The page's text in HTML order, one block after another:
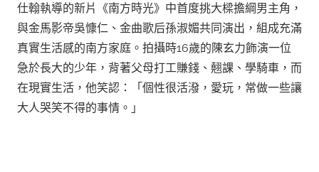
仕翰執導的新片《南方時光》中首度挑大樑擔綱男主角，
與金馬影帝吳慷仁、金曲歌后孫淑媚共同演出，組成充滿
真實生活感的南方家庭。拍攝時16歲的陳玄力飾演一位
急於長大的少年，背著父母打工賺錢、翹課、學騎車，而
在現實生活，他笑認：「個性很活潑，愛玩，常做一些讓
大人哭笑不得的事情。」